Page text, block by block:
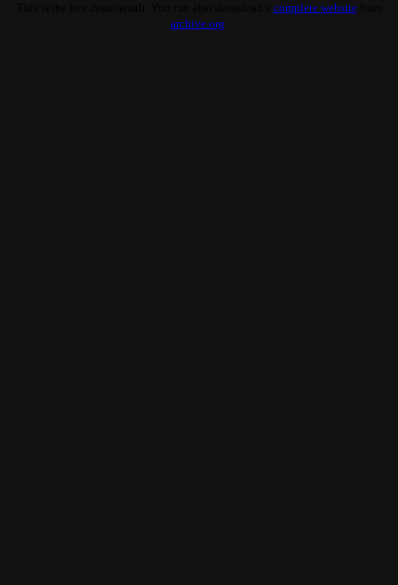
complete websitefrom
archive.org